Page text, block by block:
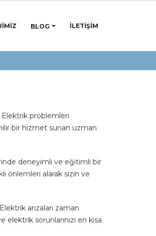
BLOG İLETIŞIM
Elektrik problemleri
bir hizmet sunan uzman
deneyimli ve eğitimli bir
önlemleri alarak sizin ve
arızaları zaman
sorunlarınızı en kısa